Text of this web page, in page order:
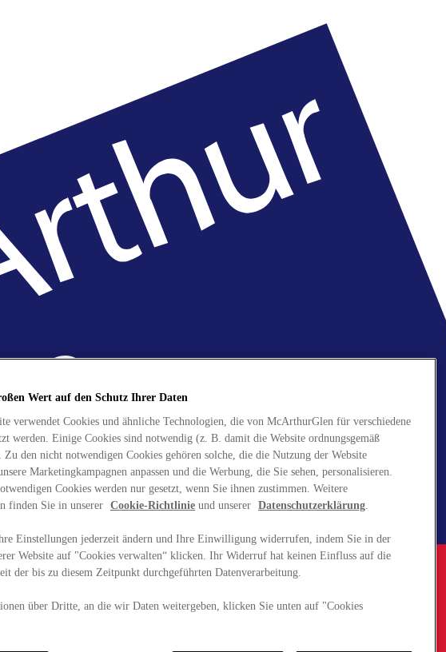
Wert auf den Schutz Ihrer Daten
verwendet Cookies und ähnliche Technologien, die von McArthurGlen für verschiedene
werden. Einige Cookies sind notwendig (z. B. damit die Website ordnungsgemäß
den nicht notwendigen Cookies gehören solche, die die Nutzung der Website
Marketingkampagnen anpassen und die Werbung, die Sie sehen, personalisieren.
Cookies werden nur gesetzt, wenn Sie ihnen zustimmen. Weitere
finden Sie in unserer
Cookie-Richtlinie und unserer Datenschutzerklärung.
Einstellungen jederzeit ändern und Ihre Einwilligung widerrufen, indem Sie in der
Website auf "Cookies verwalten“ klicken. Ihr Widerruf hat keinen Einfluss auf die
der bis zu diesem Zeitpunkt durchgeführten Datenverarbeitung.
über Dritte, an die wir Daten weitergeben, klicken Sie unten auf "Cookies